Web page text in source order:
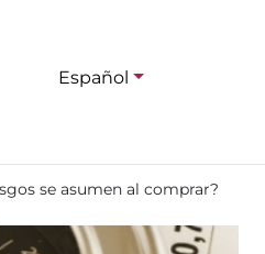
Español
se asumen al comprar?